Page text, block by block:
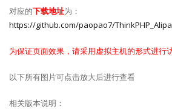
对应的下载地址为：
https://github.com/paopao7/
为保证页面效果，请采用虚拟主机的形式进行访
以下所有图片可点击放大后进行查看
相关版本说明：